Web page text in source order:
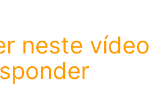
neste vídeo